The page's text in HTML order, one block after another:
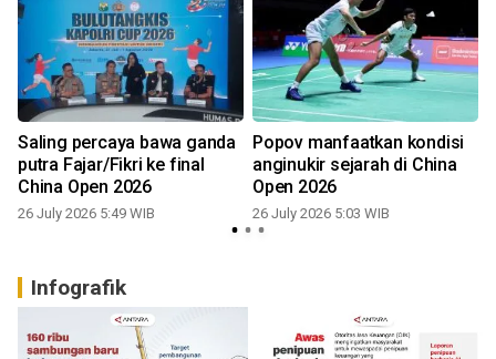
Saling percaya bawa ganda
putra Fajar/Fikri ke final
China Open 2026
26 July 2026 5:49 WIB
Popov manfaatkan kondisi
anginukir sejarah di China
Open 2026
26 July 2026 5:03 WIB
Infografik